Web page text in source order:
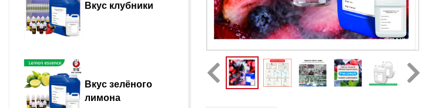
Вкус клубники
Вкус зелёного
лимона